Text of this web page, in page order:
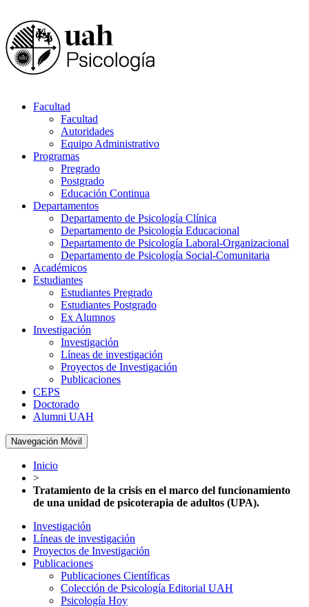
Facultad
Facultad
Autoridades
Equipo Administrativo
Programas
Pregrado
Postgrado
Educación Continua
Departamentos
Departamento de Psicología Clínica
Departamento de Psicología Educacional
Departamento de Psicología Laboral-Organizacional
Departamento de Psicología Social-Comunitaria
Académicos
Estudiantes
Estudiantes Pregrado
Estudiantes Postgrado
Ex Alumnos
Investigación
Investigación
Líneas de investigación
Proyectos de Investigación
Publicaciones
CEPS
Doctorado
Alumni UAH
Navegación Móvil
Inicio
>
Tratamiento de la crisis en el marco del funcionamiento
de una unidad de psicoterapia de adultos (UPA).
Investigación
Líneas de investigación
Proyectos de Investigación
Publicaciones
Publicaciones Científicas
Colección de Psicología Editorial UAH
Psicología Hoy